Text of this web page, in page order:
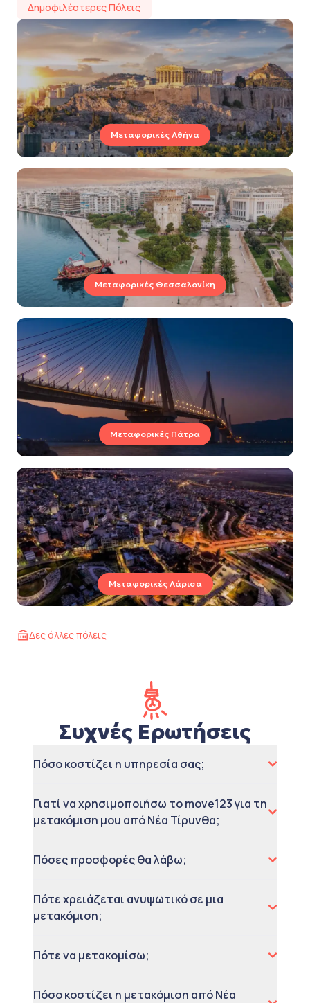
Δημοφιλέστερες Πόλεις
Μεταφορικές Αθήνα
Μεταφορικές Θεσσαλονίκη
Μεταφορικές Πάτρα
Μεταφορικές Λάρισα
Δες άλλες πόλεις
Συχνές Ερωτήσεις
Πόσο κοστίζει η υπηρεσία σας;
Γιατί να χρησιμοποιήσω το move123 για τη
μετακόμιση μου από Νέα Τίρυνθα;
Πόσες προσφορές θα λάβω;
Πότε χρειάζεται ανυψωτικό σε μια
μετακόμιση;
Πότε να μετακομίσω;
Πόσο κοστίζει η μετακόμιση από Νέα